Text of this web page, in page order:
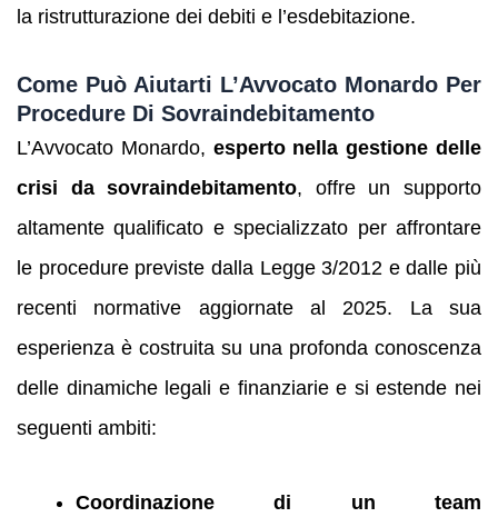
la ristrutturazione dei debiti e l’esdebitazione.
Come Può Aiutarti L’Avvocato Monardo Per
Procedure Di Sovraindebitamento
L’Avvocato Monardo, esperto nella gestione delle
crisi da sovraindebitamento, offre un supporto
altamente qualificato e specializzato per affrontare
le procedure previste dalla Legge 3/2012 e dalle più
recenti normative aggiornate al 2025. La sua
esperienza è costruita su una profonda conoscenza
delle dinamiche legali e finanziarie e si estende nei
seguenti ambiti:
Coordinazione di un team